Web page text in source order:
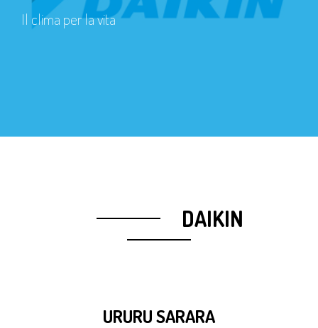
Il clima per la vita
DAIKIN
URURU SARARA